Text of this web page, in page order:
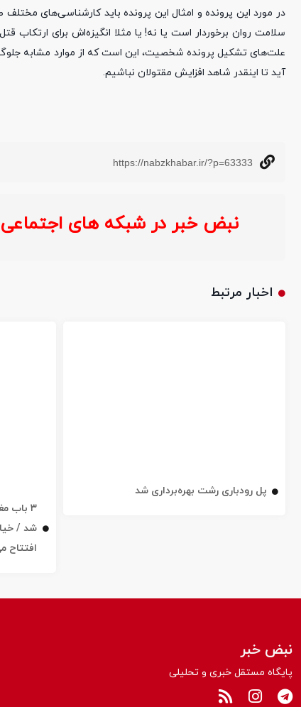
در مورد این پرونده و امثال این پرونده باید کارشناسی‌های
سلامت روان برخوردار است یا نه! یا مثلا انگیزه‌اش برای
علت‌های تشکیل پرونده شخصیت، این است که از موارد مشابه
آید تا اینقدر شاهد افزایش مقتولان نباشیم.
https://nabzkhabar.ir/?p=63333
نبض خبر در شبکه های
اخبار مرتبط
پل رودباری رشت بهره‌برداری شد
۳ باب
افتتاح
نبض خبر
پایگاه مستقل خبری و تحلیلی